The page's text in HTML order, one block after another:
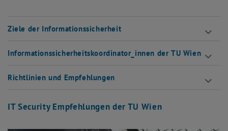
Ziele der Informationssicherheit
Informationssicherheitskoordinator_innen der TU Wien
Richtlinien und Empfehlungen
IT Security Empfehlungen der TU Wien